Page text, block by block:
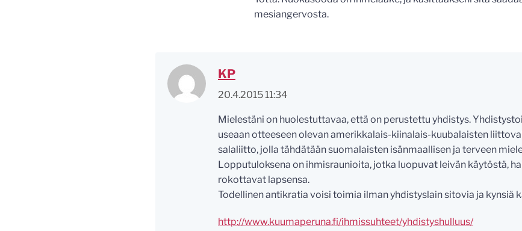
mesiangervosta.
KP
20.4.2015 11:34
Mielestäni on huolestuttavaa, että on perustettu yhdistys.
useaan otteeseen olevan amerikkalais-kiinalais-kuubalaisten
salaliitto, jolla tähdätään suomalaisten isänmaallisen ja terveen
Lopputuloksena on ihmisraunioita, jotka luopuvat leivän käytöstä,
rokottavat lapsensa.
Todellinen antikratia voisi toimia ilman yhdistyslain sitovia ja kynsiä
http://www.kuumaperuna.fi/ihmissuhteet/yhdistyshulluus/